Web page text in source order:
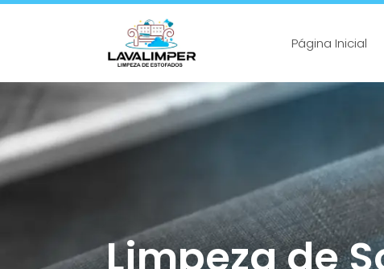
Página Inicial